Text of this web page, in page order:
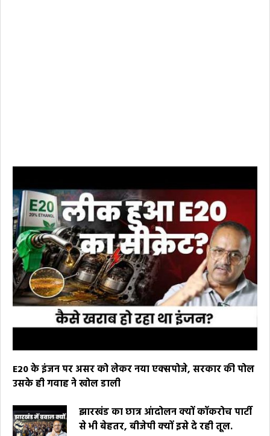
E20 के इंजन पर असर को लेकर नया एक्सपोजे, सरकार की पोल
उसके ही गवाह ने खोल डाली
झारखंड का छात्र आंदोलन क्यों कॉकरोच पार्टी
से भी बेहतर, बीजेपी क्यों इसे दे रही तूल.